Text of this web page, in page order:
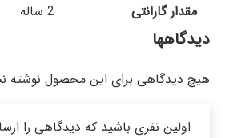
مقدار گارانتی
2 ساله
دیدگاهها
هیچ دیدگاهی برای این محصول نوشته
اولین نفری باشید که دیدگاهی را